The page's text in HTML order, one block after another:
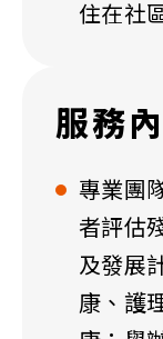
住在社
服務
專業團
者評估
及發展
康、護